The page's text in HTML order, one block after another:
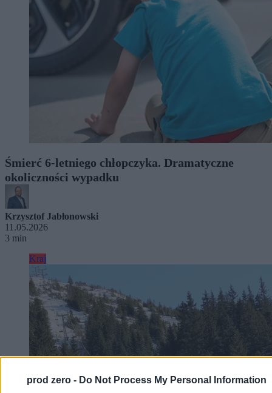
prod zero - Do Not Process My Personal Information
Śmierć 6-letniego chłopczyka. Dramatyczne
okoliczności wypadku
Krzysztof Jabłonowski
11.05.2026
3 min
Kraj